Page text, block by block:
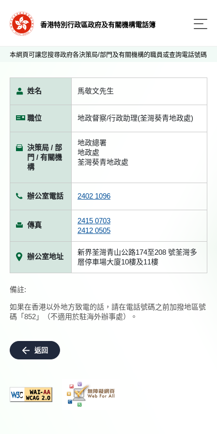
香港特別行政區政府及有關機構電話簿
本網頁可讓您搜尋政府各決策局/部門及有關機構的職員或查詢電話號碼
姓名 馬敬文先生
職位 地政督察/行政助理(荃灣葵青地政處)
決策局 / 部
門 / 有關機
構
地政總署
地政處
荃灣葵青地政處
辦公室電話 2402 1096
傳真
2415 0703
2412 0505
辦公室地址
新界荃灣青山公路174至208 號荃灣多
層停車場大廈10樓及11樓
備註:
如果在香港以外地方致電的話，請在電話號碼之前加撥地區號
碼「852」（不適用於駐海外辦事處）。
返回